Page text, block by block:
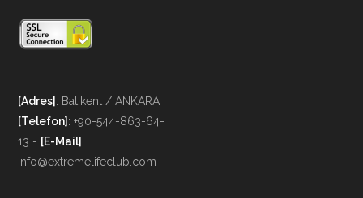
[Adres] : Batıkent / ANKARA
[Telefon] : +90-544-863-64-
13 - [E-Mail] :
info@extremelifeclub.com